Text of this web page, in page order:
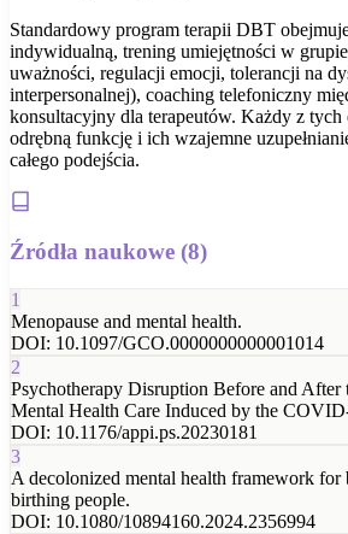
Standardowy program terapii DBT
indywidualną, trening umiejętności w grupie
uważności, regulacji emocji, tolerancji na
interpersonalnej), coaching telefoniczny
konsultacyjny dla terapeutów. Każdy z tych
odrębną funkcję i ich wzajemne
całego podejścia.
Źródła naukowe (8)
1
Menopause and mental health.
DOI: 10.1097/GCO.0000000000001014
2
Psychotherapy Disruption Before and After
Mental Health Care Induced by the
DOI: 10.1176/appi.ps.20230181
3
A decolonized mental health framework for
birthing people.
DOI: 10.1080/10894160.2024.2356994